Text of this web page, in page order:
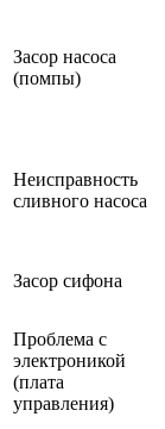
Засор насоса
(помпы)
Неисправность
сливного насоса
Засор сифона
Проблема с
электроникой
(плата
управления)